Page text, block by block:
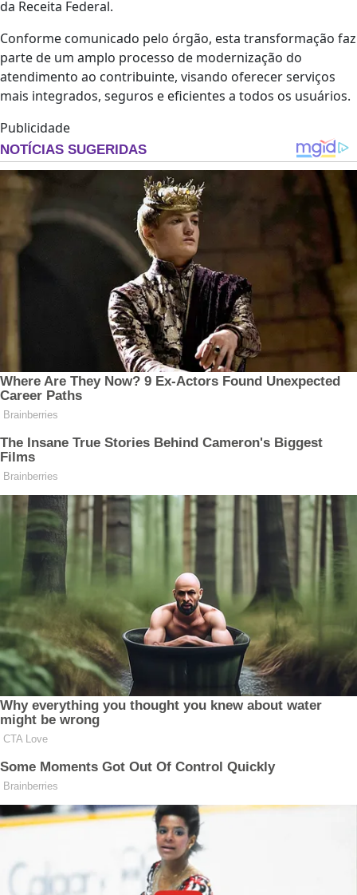
da Receita Federal.
Conforme comunicado pelo órgão, esta transformação faz
parte de um amplo processo de modernização do
atendimento ao contribuinte, visando oferecer serviços
mais integrados, seguros e eficientes a todos os usuários.
Publicidade